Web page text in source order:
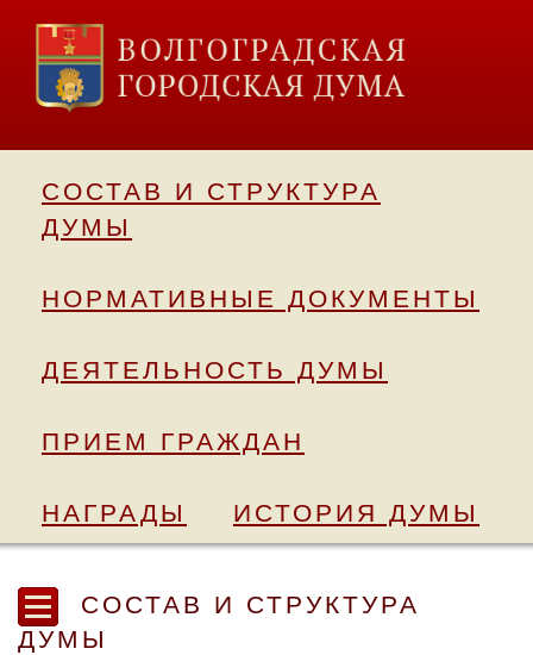
СОСТАВ И СТРУКТУРА
ДУМЫ
НОРМАТИВНЫЕ ДОКУМЕНТЫ
ДЕЯТЕЛЬНОСТЬ ДУМЫ
ПРИЕМ ГРАЖДАН
НАГРАДЫ ИСТОРИЯ ДУМЫ
СОСТАВ И СТРУКТУРА
ДУМЫ